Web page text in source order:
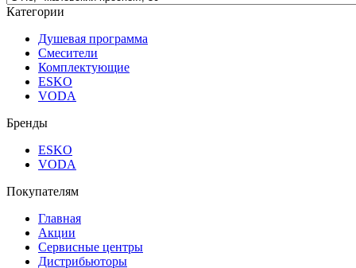
Категории
Душевая программа
Смесители
Комплектующие
ESKO
VODA
Бренды
ESKO
VODA
Покупателям
Главная
Акции
Сервисные центры
Дистрибьюторы